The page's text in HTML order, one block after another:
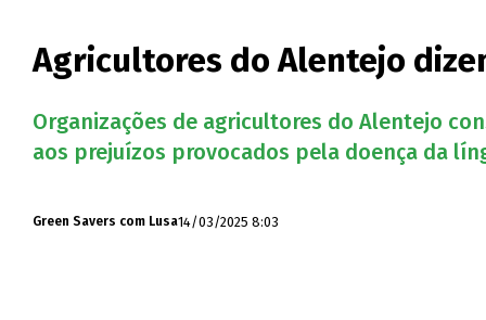
Agricultores do Alentejo
Organizações de agricultores do Alentejo
aos prejuízos provocados pela doença da
Green Savers com Lusa14/03/2025 8:03